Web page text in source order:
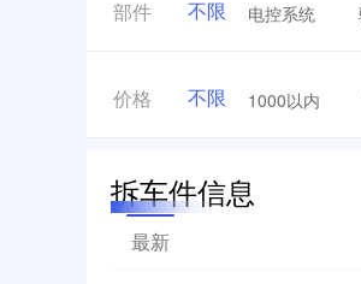
部件 不限 电控系统
价格 不限 1000以内
拆车件信息
最新